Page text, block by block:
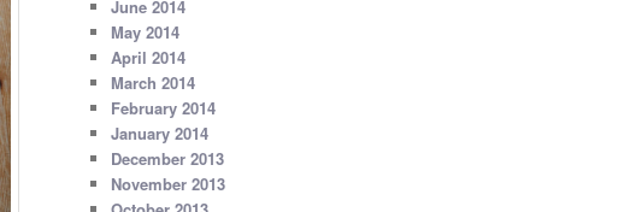
June 2014
May 2014
April 2014
March 2014
February 2014
January 2014
December 2013
November 2013